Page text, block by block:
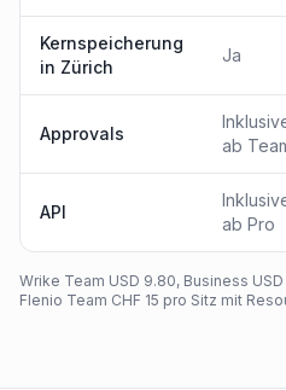
Kernspeicherung
in Zürich
Ja
Approvals
ab
API
ab Pro
Wrike Team USD 9.80, Business
Flenio Team CHF 15 pro Sitz mit